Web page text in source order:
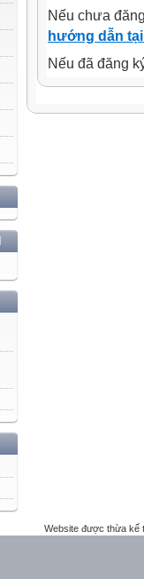
Nếu chưa
hướng dẫn
Nếu đã đăng
Website được thừa kế